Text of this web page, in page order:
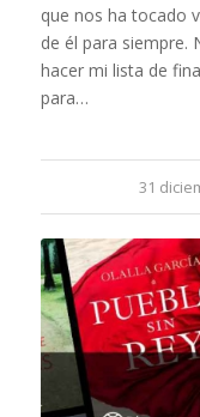
que nos ha tocado
de él para siempre.
hacer mi lista de
para…
31